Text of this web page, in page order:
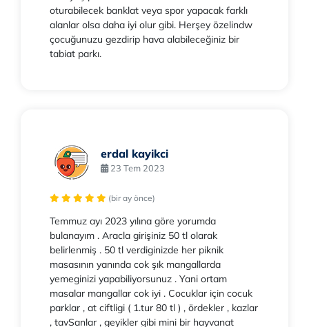
oturabilecek banklat veya spor yapacak farklı
alanlar olsa daha iyi olur gibi. Herşey özelindw
çocuğunuzu gezdirip hava alabileceğiniz bir
tabiat parkı.
erdal kayikci
23 Tem 2023
(bir ay önce)
Temmuz ayı 2023 yılına göre yorumda
bulanayım . Aracla girişiniz 50 tl olarak
belirlenmiş . 50 tl verdiginizde her piknik
masasının yanında cok şık mangallarda
yemeginizi yapabiliyorsunuz . Yani ortam
masalar mangallar cok iyi . Cocuklar için cocuk
parklar , at ciftligi ( 1.tur 80 tl ) , ördekler , kazlar
, tavSanlar , geyikler gibi mini bir hayvanat